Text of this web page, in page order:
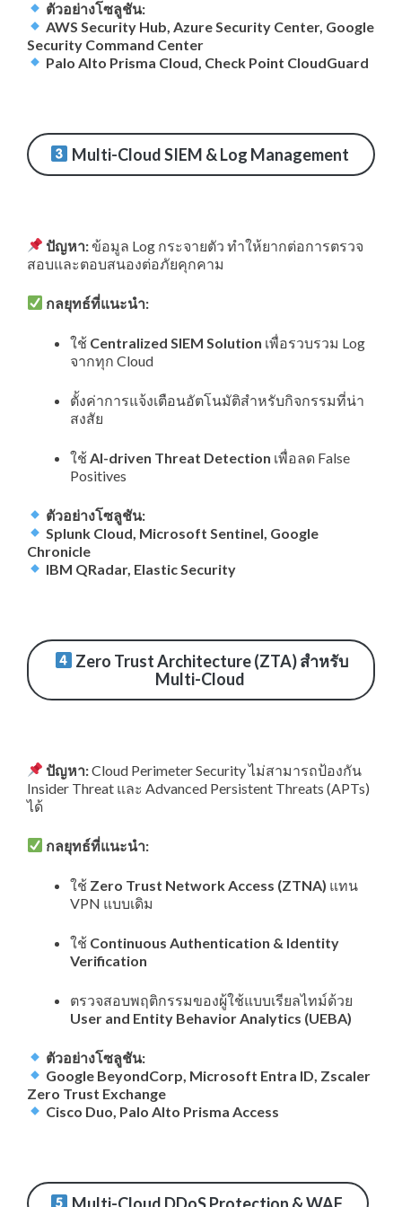
ตัวอย่างโซลูชัน:
AWS Security Hub, Azure Security Center, Google
Security Command Center
Palo Alto Prisma Cloud, Check Point CloudGuard
Multi-Cloud SIEM & Log Management
ปัญหา:ข้อมูล Log กระจายตัว ทำให้ยากต่อการตรวจ
สอบและตอบสนองต่อภัยคุกคาม
กลยุทธ์ที่แนะนำ:
ใช้ Centralized SIEM Solution เพื่อรวบรวม Log
จากทุก Cloud
ตั้งค่าการแจ้งเตือนอัตโนมัติสำหรับกิจกรรมที่น่า
สงสัย
ใช้ AI-driven Threat Detection เพื่อลด False
Positives
ตัวอย่างโซลูชัน:
Splunk Cloud, Microsoft Sentinel, Google
Chronicle
IBM QRadar, Elastic Security
Zero Trust Architecture (ZTA) สำหรับ
Multi-Cloud
ปัญหา:Cloud Perimeter Security ไม่สามารถป้องกัน
Insider Threat และ Advanced Persistent Threats (APTs)
ได้
กลยุทธ์ที่แนะนำ:
ใช้ Zero Trust Network Access (ZTNA) แทน
VPN แบบเดิม
ใช้ Continuous Authentication & Identity
Verification
ตรวจสอบพฤติกรรมของผู้ใช้แบบเรียลไทม์ด้วย
User and Entity Behavior Analytics (UEBA)
ตัวอย่างโซลูชัน:
Google BeyondCorp, Microsoft Entra ID, Zscaler
Zero Trust Exchange
Cisco Duo, Palo Alto Prisma Access